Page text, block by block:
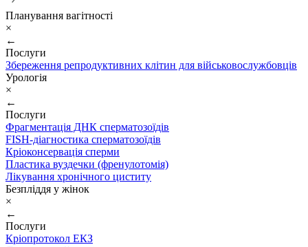
Планування вагітності
×
←
Послуги
Збереження репродуктивних клітин для військовослужбовців
Урологія
×
←
Послуги
Фрагментація ДНК сперматозоїдів
FISH-діагностика сперматозоїдів
Кріоконсервація сперми
Пластика вуздечки (френулотомія)
Лікування хронічного циститу
Безпліддя у жінок
×
←
Послуги
Кріопротокол ЕКЗ